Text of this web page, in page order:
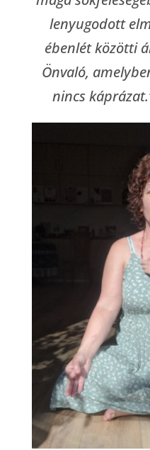
lenyugodott
ébenlét közötti
Önvaló,
nincs